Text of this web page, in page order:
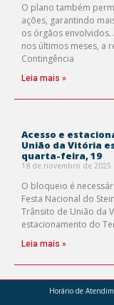
O plano também
ações, garantindo
os órgãos envolvidos.
nos últimos meses, a
Contingência
Leia mais »
Acesso e
União da Vitória
quarta-feira, 19
18 de novembro de 2025
O bloqueio é
Festa Nacional do
Trânsito de União da
estacionamento do
Leia mais »
Horário de